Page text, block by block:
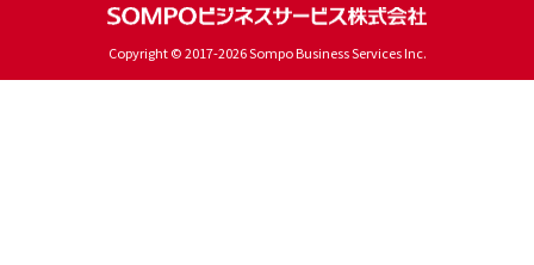
Copyright © 2017-2026 Sompo Business Services Inc.